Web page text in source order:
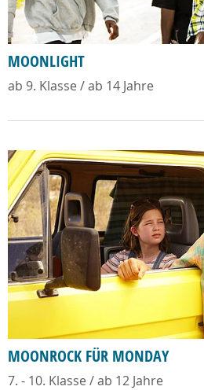
MOONLIGHT
ab 9. Klasse / ab 14 Jahre
MOONROCK FÜR MONDAY
7. - 10. Klasse / ab 12 Jahre